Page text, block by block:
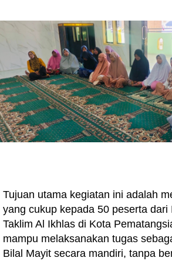
Tujuan utama kegiatan ini adalah
yang cukup kepada 50 peserta dari
Taklim Al Ikhlas di Kota
mampu melaksanakan tugas
Bilal Mayit secara mandiri, tanpa